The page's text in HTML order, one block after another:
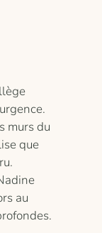
murs du
que
au